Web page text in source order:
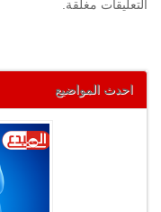
التعليقات مغلقة.
احدث المواضيع